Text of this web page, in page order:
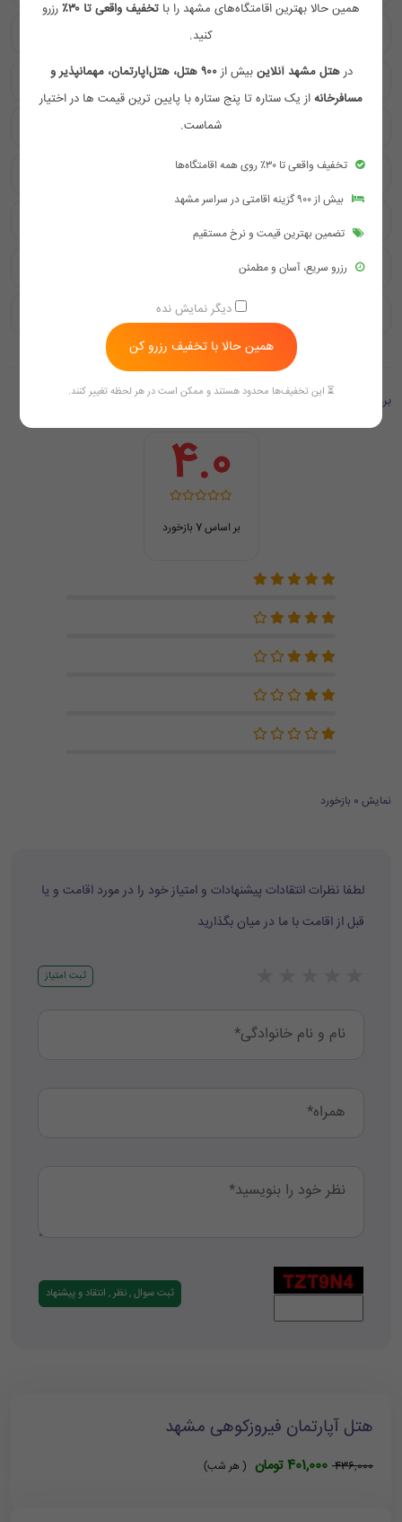
آیا هتل فیروزکوهی مشهد امکانات رفاهی دارد؟
چگونه می‌توان به هتل فیروزکوهی مشهد دسترسی پیدا کرد؟
آیا هتل فیروزکوهی مشهد خدمات ویژه ارائه می‌دهد؟
چه خدماتی در رستوران هتل فیروزکوهی مشهد ارائه می‌شود؟
آیا هتل فیروزکوهی مشهد به زائران خدمات ویژه ارائه می‌دهد؟
هتل فیروزکوهی مشهد چه امکاناتی برای راحتی مهمانان دارد؟
بررسی ها
4.0
بر اساس 7 بازخورد
نمایش 0 بازخورد
لطفا نظرات انتقادات پیشنهادات و امتیاز خود را در مورد اقامت و یا
قبل از اقامت با ما در میان بگذارید
ثبت امتیاز
هتل آپارتمان فیروزکوهی مشهد
436,000 401,000 تومان ( هر شب)
همین حالا بهترین اقامتگاه‌های مشهد را با تخفیف واقعی تا ۳۰٪
رزرو
کنید.
درهتل مشهد آنلاین بیش از
۹۰۰ هتل، هتل‌آپارتمان، مهمانپذیر و
مسافرخانه از یک ستاره تا پنج ستاره با پایین ترین قیمت ها در اختیار
شماست.
تخفیف واقعی تا ۳۰٪ روی همه اقامتگاه‌ها
بیش از ۹۰۰ گزینه اقامتی در سراسر مشهد
تضمین بهترین قیمت و نرخ مستقیم
رزرو سریع، آسان و مطمئن
دیگر نمایش نده
همین حالا با تخفیف رزرو کن
⏳ این تخفیف‌ها محدود هستند و ممکن است در هر لحظه تغییر کنند.